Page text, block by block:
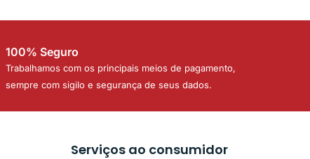
100% Seguro
Trabalhamos com os principais meios de pagamento,
sempre com sigilo e segurança de seus dados.
Serviços ao consumidor